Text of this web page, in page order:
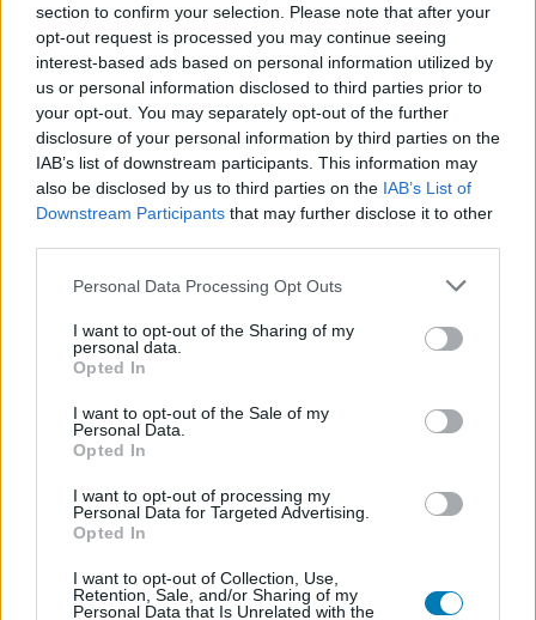
section to confirm your selection. Please note that after your
opt-out request is processed you may continue seeing
interest-based ads based on personal information utilized by
us or personal information disclosed to third parties prior to
your opt-out. You may separately opt-out of the further
disclosure of your personal information by third parties on the
IAB’s list of downstream participants. This information may
also be disclosed by us to third parties on the IAB’s List of
Downstream Participants that may further disclose it to other
Please note that this website/app uses one or more Google
not limited to your visit or usage behaviour. You may click to
grant or deny consent to Google and its third-party tags to
use your data for below specified purposes in below Google
consent section.
Personal Data Processing Opt Outs
I want to opt-out of the Sharing of my
personal data.
Opted In
I want to opt-out of the Sale of my
Personal Data.
Opted In
I want to opt-out of processing my
Personal Data for Targeted Advertising.
Opted In
I want to opt-out of Collection, Use,
Retention, Sale, and/or Sharing of my
Personal Data that Is Unrelated with the
konkrét, külső kérésre távolította el piacteréről a The
Day Before-t a Valve. Az történt ugyanis, hogy a játék
bejelentésekor még nem volt levédetve The Day Before
cím, valaki pedig megelőzte a Fntastic csapatát, és
beregisztrálta védjegyként az Egyesült Államokban
a The Day Before-t. Erről a Fntastic mindaddig semmit
sem tudott, míg január 19-én fel nem vette velük a
kapcsolatot az az illető, aki a védjegyet birtokolja.
Korábban egyébként azt ígérték meg, hogy még ebben a
indoklásuk szerint most előbb konzultálniuk kell az
ügyvédeikkel, és csak ezt követően tehetik közzé a
pic.twitter.com/tlvk0ryNKo
A Fntastic semmilyen formában sem beszélt arról, mi
novemberre. Továbbra is ott tartunk, hogy lényegi